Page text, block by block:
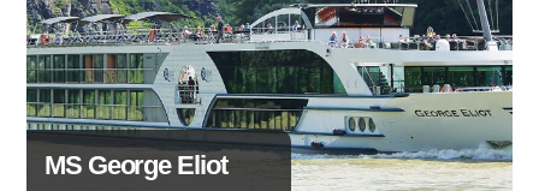
MS George Eliot